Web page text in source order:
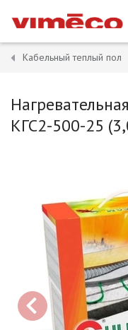
Кабельный теплый пол
КГС2-500-25